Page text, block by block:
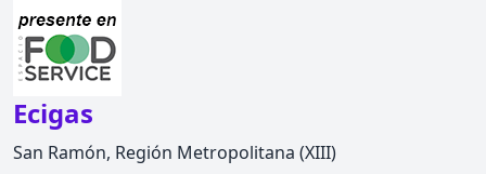
Ecigas
San Ramón, Región Metropolitana (XIII)